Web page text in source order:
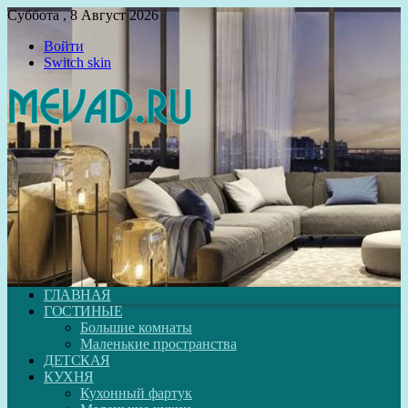
Суббота , 8 Август 2026
Войти
Switch skin
ГЛАВНАЯ
ГОСТИНЫЕ
Большие комнаты
Маленькие пространства
ДЕТСКАЯ
КУХНЯ
Кухонный фартук